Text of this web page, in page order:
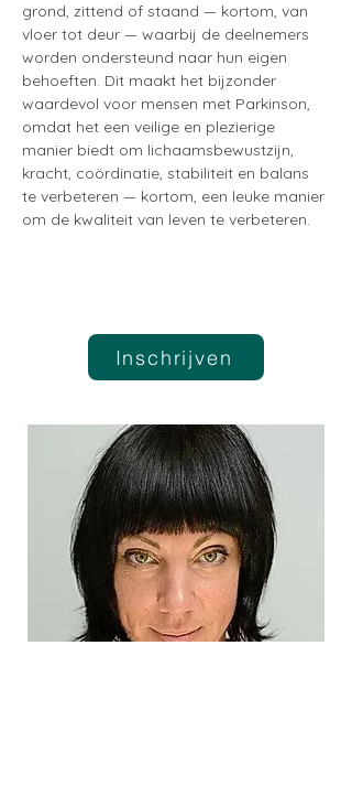
grond, zittend of staand — kortom, van
vloer tot deur — waarbij de deelnemers
worden ondersteund naar hun eigen
behoeften. Dit maakt het bijzonder
waardevol voor mensen met Parkinson,
omdat het een veilige en plezierige
manier biedt om lichaamsbewustzijn,
kracht, coördinatie, stabiliteit en balans
te verbeteren — kortom, een leuke manier
om de kwaliteit van leven te verbeteren.
Inschrijven